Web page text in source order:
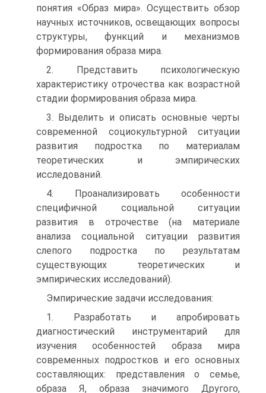
понятия «Образ мира». Осуществить обзор
научных источников, освещающих вопросы
структуры, функций и механизмов
формирования образа мира.
2. Представить психологическую
характеристику отрочества как возрастной
стадии формирования образа мира.
3. Выделить и описать основные черты
современной социокультурной ситуации
развития подростка по материалам
теоретических и эмпирических
исследований.
4. Проанализировать особенности
специфичной социальной ситуации
развития в отрочестве (на материале
анализа социальной ситуации развития
слепого подростка по результатам
существующих теоретических и
эмпирических исследований).
Эмпирические задачи исследования:
1. Разработать и апробировать
диагностический инструментарий для
изучения особенностей образа мира
современных подростков и его основных
составляющих: представления о семье,
образа Я, образа значимого Другого,